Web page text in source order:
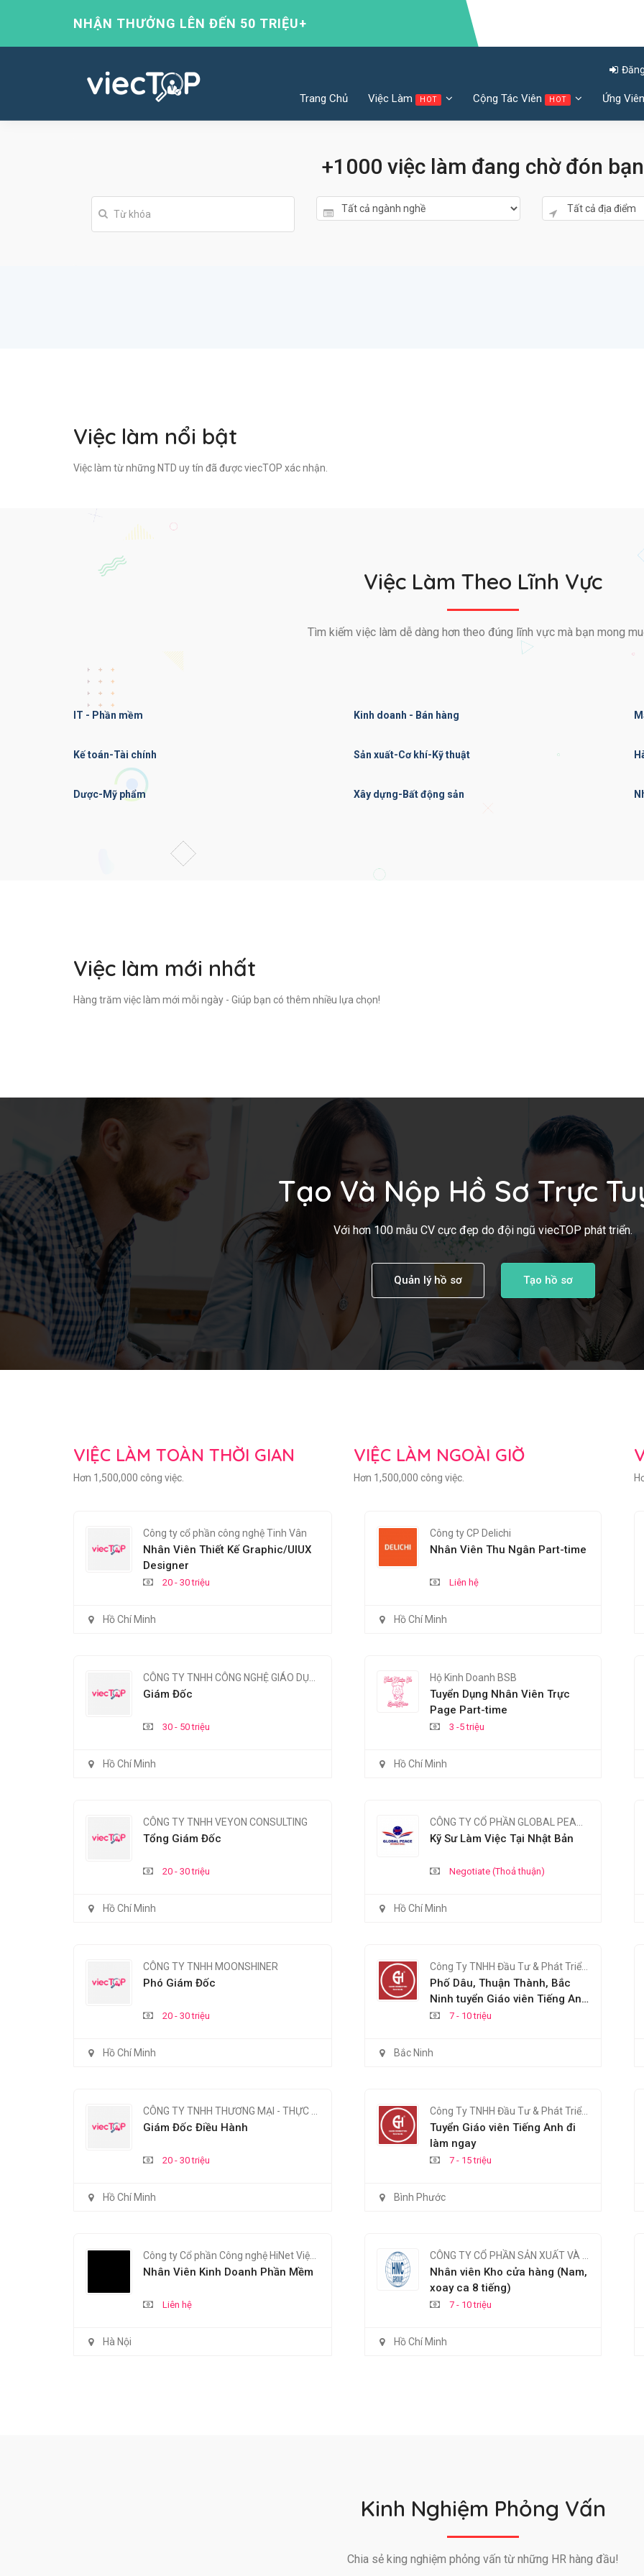
NHẬN THƯỞNG LÊN ĐẾN 50 TRIỆU+
Trang Chủ Việc Làm HOT Cộng Tác Viên HOT Ứng
+1000 việc làm đang chờ đón bạn
Việc làm nổi bật
Việc làm từ những NTD uy tín đã được viecTOP xác nhận.
Việc Làm Theo Lĩnh Vực
Tìm kiếm việc làm dễ dàng hơn theo đúng lĩnh vực mà bạn mong
IT - Phần mềm Kinh doanh - Bán hàng
Kế toán-Tài chính Sản xuất-Cơ khí-Kỹ thuật
Dược-Mỹ phẩm Xây dựng-Bất động sản
Việc làm mới nhất
Hàng trăm việc làm mới mỗi ngày - Giúp bạn có thêm nhiều lựa chọn!
Tạo Và Nộp Hồ Sơ Trực
Với hơn 100 mẫu CV cực đẹp do đội ngũ viecTOP phát triển.
Quản lý hồ sơ Tạo hồ sơ
VIỆC LÀM TOÀN THỜI GIAN
Hơn 1,500,000 công việc.
Công ty cổ phần công nghệ Tinh Vân
Nhân Viên Thiết Kế Graphic/UIUX
Designer
20 - 30 triệu
Hồ Chí Minh
Giám Đốc
30 - 50 triệu
Hồ Chí Minh
CÔNG TY TNHH VEYON CONSULTING
Tổng Giám Đốc
20 - 30 triệu
Hồ Chí Minh
CÔNG TY TNHH MOONSHINER
Phó Giám Đốc
20 - 30 triệu
Hồ Chí Minh
Giám Đốc Điều Hành
20 - 30 triệu
Hồ Chí Minh
Nhân Viên Kinh Doanh Phần Mềm
Liên hệ
Hà Nội
VIỆC LÀM NGOÀI GIỜ
Hơn 1,500,000 công việc.
Công ty CP Delichi
Nhân Viên Thu Ngân Part-time
Liên hệ
Hồ Chí Minh
Hộ Kinh Doanh BSB
Tuyển Dụng Nhân Viên Trực
Page Part-time
3 -5 triệu
Hồ Chí Minh
Kỹ Sư Làm Việc Tại Nhật Bản
Negotiate (Thoả thuận)
Hồ Chí Minh
Công Ty TNHH Đầu Tư & Phát Triển Giáo Dục HNC Việt Nam
Phố Dâu, Thuận Thành, Bắc
Ninh tuyển Giáo viên Tiếng Anh
đi làm ngay
7 - 10 triệu
Bắc Ninh
Công Ty TNHH Đầu Tư & Phát Triển Giáo Dục HNC Việt Nam
Tuyển Giáo viên Tiếng Anh đi
làm ngay
7 - 15 triệu
Bình Phước
Nhân viên Kho cửa hàng (Nam,
xoay ca 8 tiếng)
7 - 10 triệu
Hồ Chí Minh
Kinh Nghiệm Phỏng Vấn
Chia sẻ king nghiệm phỏng vấn từ những HR hàng đầu!